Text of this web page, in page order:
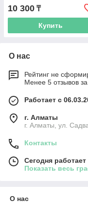
10 300 ₸
Купить
О нас
Рейтинг не
Менее 5 отзывов
Работает с
г. Алматы
г. Алматы, ул.
Контакты
Сегодня
Показать весь
О нас